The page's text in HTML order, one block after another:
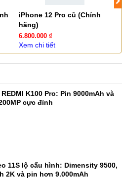
iPhone 12 Pro cũ (Chính
hãng)
6.800.000 ₫
Xem chi tiết
K100 Pro: Pin 9000mAh và
cực đỉnh
11S lộ cấu hình: Dimensity 9500,
2K và pin hơn 9.000mAh